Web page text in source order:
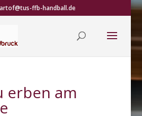
ffb-handball.de
erben am